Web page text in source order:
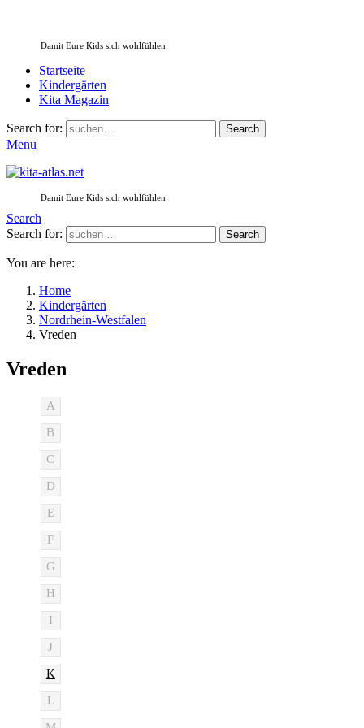
Damit Eure Kids sich wohlfühlen
Startseite
Kindergärten
Kita Magazin
Search for: Search
Menu
Damit Eure Kids sich wohlfühlen
Search
Search for:
Search
You are here:
Home
Kindergärten
Nordrhein-Westfalen
Vreden
Vreden
A
B
C
D
E
F
G
H
I
J
K
L